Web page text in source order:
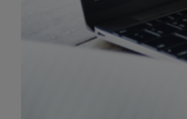
biblioteki. Zapraszamy do
w życiu kulturalnym
WIĘCEJ